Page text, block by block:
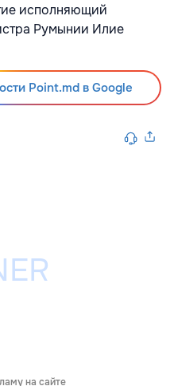
исполняющий
Румынии Илие
Point.md в Google
на сайте